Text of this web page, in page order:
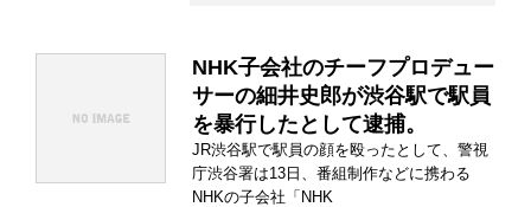
NHK子会社のチーフプロデュー
サーの細井史郎が渋谷駅で駅員
を暴行したとして逮捕。
JR渋谷駅で駅員の顔を殴ったとして、警視
庁渋谷署は13日、番組制作などに携わる
NHKの子会社「NHK